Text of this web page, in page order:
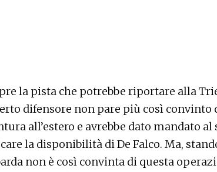
la pista che potrebbe riportare alla
difensore non pare più così
all’estero e avrebbe dato mandato
la disponibilità di De Falco. Ma,
non è così convinta di questa